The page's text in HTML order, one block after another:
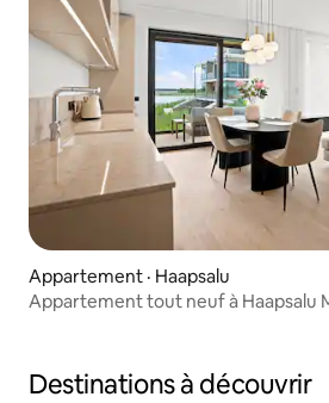
Appartement · Haapsalu
Appartement tout neuf à Haapsalu
Destinations à découvrir